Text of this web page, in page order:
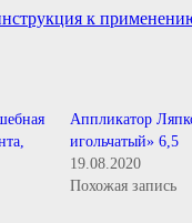
к
Аппликатор
игольчатый» 6,5
19.08.2020
Похожая запись